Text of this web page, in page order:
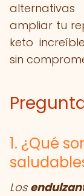
ampliar tu
keto
sin
1. ¿Qué
Los